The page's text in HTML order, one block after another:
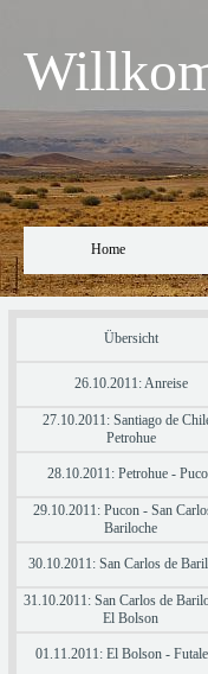
Home
Übersicht
26.10.2011: Anreise
27.10.2011: Santiago de
Petrohue
28.10.2011: Petrohue -
29.10.2011: Pucon - San
Bariloche
30.10.2011: San Carlos de
31.10.2011: San Carlos de
El Bolson
01.11.2011: El Bolson -